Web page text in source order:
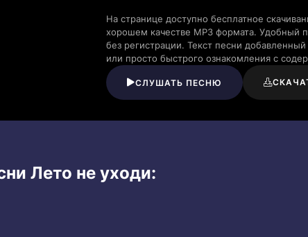
На странице доступно бесплатное
хорошем качестве MP3 формата. Удобный
без регистрации. Текст песни
или просто быстрого ознакомления с
СЛУШАТЬ ПЕСНЮ
Лето не уходи: